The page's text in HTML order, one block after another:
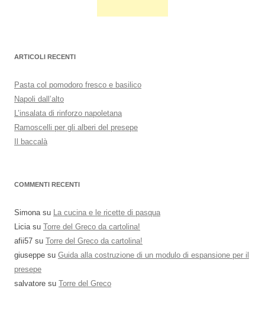
ARTICOLI RECENTI
Pasta col pomodoro fresco e basilico
Napoli dall’alto
L’insalata di rinforzo napoletana
Ramoscelli per gli alberi del presepe
Il baccalà
COMMENTI RECENTI
Simonasu La cucina e le ricette di pasqua
Liciasu Torre del Greco da cartolina!
afii57 su Torre del Greco da cartolina!
giuseppe su Guida alla costruzione di un modulo di espansione per il
presepe
salvatore su Torre del Greco